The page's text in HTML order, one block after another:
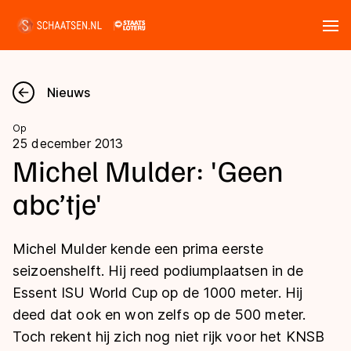
Nieuws
Kalender
Disciplines
Langebaan
Shorttrack
Inlineskaten
Uitslagen
Langebaan
Shorttrack
Marathon
Tijden & historie
Ranglijsten Langebaan
Nieuws
Op
25 december 2013
Michel Mulder: 'Geen
abc’tje'
Michel Mulder kende een prima eerste
seizoenshelft. Hij reed podiumplaatsen in de
Essent ISU World Cup op de 1000 meter. Hij
deed dat ook en won zelfs op de 500 meter.
Toch rekent hij zich nog niet rijk voor het KNSB